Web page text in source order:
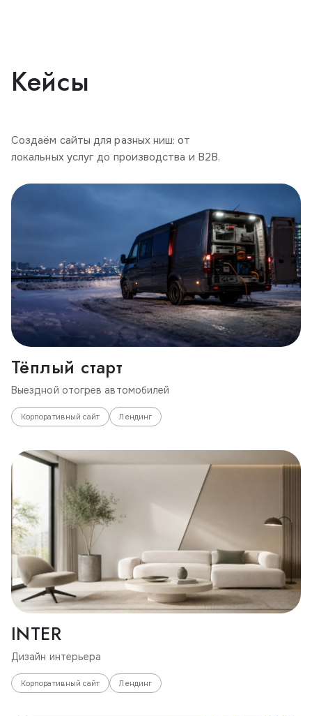
Кейсы
Создаём сайты для разных ниш: от
локальных услуг до производства и B2B.
Тёплый старт
Выездной отогрев автомобилей
Корпоративный сайт Лендинг
INTER
Дизайн интерьера
Корпоративный сайт Лендинг